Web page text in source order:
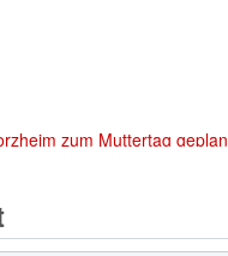
zum Muttertag